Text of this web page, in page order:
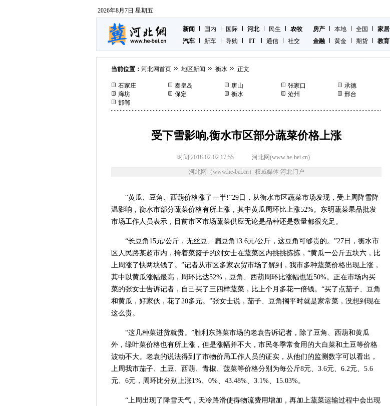
2026年8月7日 星期五
新闻 国内 国际 河北 民生
农牧
汽车
新车 导购 IT 通信 社交
房产 本地 全国 家居
金融
黄金 期货 教育
当前位置： 河北网首页 地区新闻 衡水 正文
石家庄 秦皇岛 唐山 张家口
承德
廊坊
保定 衡水 沧州
邢台
邯郸
受下雪影响,衡水市区部分蔬菜价格上涨
时间:2018-02-02 17:55 河北网(www.he-bei.cn)
河北网（www.he-bei.cn）权威媒体 河北门户
“黄瓜、豆角、西葫价格涨了一半!”29日，从衡水市区蔬菜市场发现，受上周降雪降
温影响，衡水市部分蔬菜价格有所上涨，其中黄瓜周环比上涨52%。东明蔬菜果品批发
市场工作人员表示，目前市区市场蔬菜供应无论是品种还是数量都很充足。
“长豆角15元/公斤，无丝豆、扁豆角13.6元/公斤，这豆角可够贵的。”27日，衡水市
区人民路某超市内，挎着菜篮子的刘女士在蔬菜区内挑挑拣拣，“黄瓜一公斤五块六，比
上周涨了快两块钱了。”记者从市区多家农贸市场了解到，我市多种蔬菜价格出现上涨，
其中以黄瓜涨幅最高，周环比达52%，豆角、西葫周环比涨幅也近50%。正在市场内买
菜的张女士告诉记者，自己买了三四样蔬菜，比上个月多花一倍钱。“买了点茄子、豆角
和黄瓜，好家伙，花了20多元。”张女士说，茄子、豆角搁平时就是家常菜，没想到现在
这么贵。
“这几种菜进货就贵。”胜利东路菜市场的老袁告诉记者，除了豆角、西葫和黄瓜
外，绿叶菜价格也有所上涨，但是涨幅并不大，市民冬季常食用的大白菜和土豆等价格
波动不大。老袁的说法得到了市物价局工作人员的证实，从他们的监测数字可以看出，
上周我市茄子、土豆、西葫、青椒、菠菜等价格分别为每公斤8元、3.6元、6.2元、5.6
元、6元，周环比分别上涨1%、0%、43.48%、3.1%、15.03%。
“上周出现了降雪天气，天冷路滑使得物流费用增加，再加上蔬菜运输过程中会出现